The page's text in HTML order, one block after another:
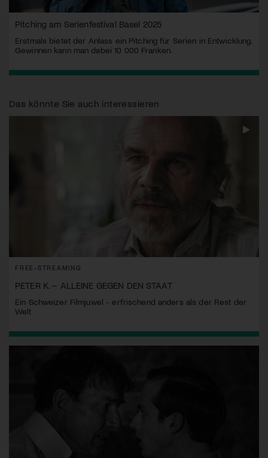
Pitching am Serienfestival Basel 2025
Erstmals bietet der Anlass ein Pitching für Serien in Entwicklung.
Gewinnen kann man dabei 10 000 Franken.
Das könnte Sie auch interessieren
FREE-STREAMING
PETER K. – ALLEINE GEGEN DEN STAAT
Ein Schweizer Filmjuwel - erfrischend anders als der Rest der
Welt